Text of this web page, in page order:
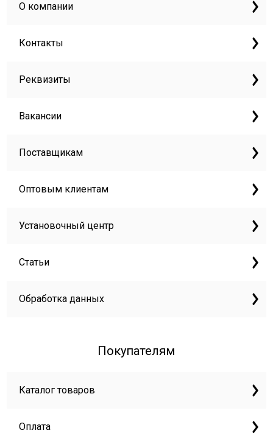
О компании
Контакты
Реквизиты
Вакансии
Поставщикам
Оптовым клиентам
Установочный центр
Статьи
Обработка данных
Покупателям
Каталог товаров
Оплата